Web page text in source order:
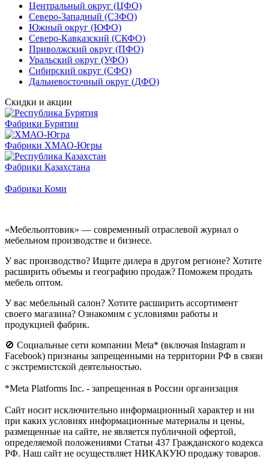
Центральный округ (ЦФО)
Северо-Западный (СЗФО)
Южный округ (ЮФО)
Северо-Кавказский (СКФО)
Приволжский округ (ПФО)
Уральский округ (УФО)
Сибирский округ (СФО)
Дальневосточный округ (ДФО)
Скидки и акции
Фабрики Бурятии
Фабрики ХМАО-Югры
Фабрики Казахстана
Фабрики Коми
«Мебельоптовик» — современный отраслевой журнал о
мебельном производстве и бизнесе.
У вас производство? Ищите дилера в другом регионе? Хотите
расширить объемы и географию продаж? Поможем продать
мебель оптом.
У вас мебельный салон? Хотите расширить ассортимент
своего магазина? Ознакомим с условиями работы и
продукцией фабрик.
🚫 Социальные сети компании Meta* (включая Instagram и
Facebook) признаны запрещенными на территории РФ в связи
с экстремистской деятельностью.
*Meta Platforms Inc. - запрещенная в России организация
Cайт носит исключительно информационный характер и ни
при каких условиях информационные материалы и цены,
размещенные на сайте, не является публичной офертой,
определяемой положениями Статьи 437 Гражданского кодекса
РФ. Наш сайт не осуществляет НИКАКУЮ продажу товаров.